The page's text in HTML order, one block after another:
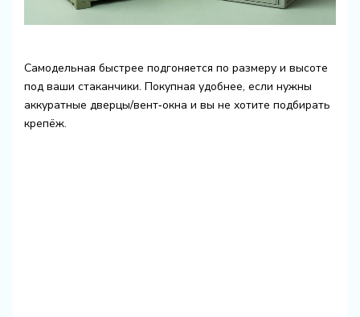
Самодельная быстрее подгоняется по размеру и высоте
под ваши стаканчики. Покупная удобнее, если нужны
аккуратные дверцы/вент‑окна и вы не хотите подбирать
крепёж.